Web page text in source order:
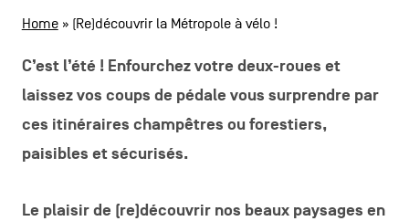
POLITIQUE VIE PRIVÉE
FacebookInstagramYoutubeLinkedIn
FR NL EN
Home» (Re)découvrir la Métropole à vélo !
C’est l’été ! Enfourchez votre deux-roues et
laissez vos coups de pédale vous surprendre par
ces itinéraires champêtres ou forestiers,
paisibles et sécurisés.
Le plaisir de (re)découvrir nos beaux paysages en